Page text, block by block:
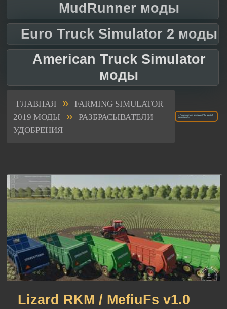
MudRunner моды
Euro Truck Simulator 2 моды
American Truck Simulator
моды
ГЛАВНАЯ »
FARMING SIMULATOR
2019 МОДЫ
»
РАЗБРАСЫВАТЕЛИ
УДОБРЕНИЯ
« Полезность от рекламы / The point of
advertising! »
Lizard RKM / MefiuFs v1.0